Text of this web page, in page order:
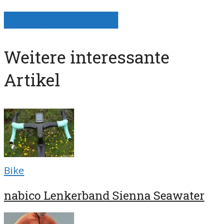
Weitere interessante
Artikel
Bike
nabico Lenkerband Sienna Seawater